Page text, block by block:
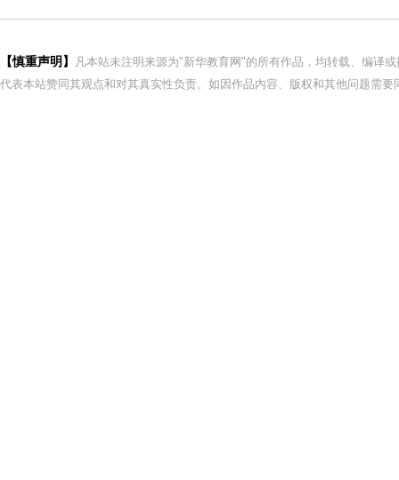
【慎重声明】
凡本站未注明来源为"新华教育网"的所有作品，均转载、编译
代表本站赞同其观点和对其真实性负责。如因作品内容、版权和其他问题需